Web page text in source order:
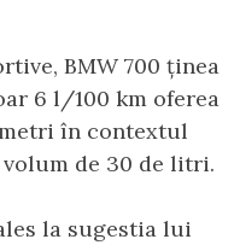
BMW 700 ținea
6 l/100 km oferea
în contextul
de 30 de litri.
la sugestia lui